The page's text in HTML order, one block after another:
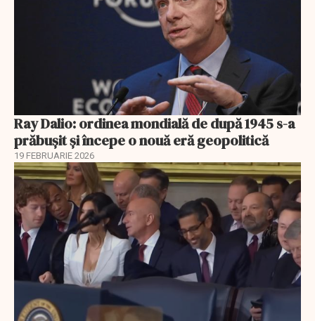
Ray Dalio: ordinea mondială de după 1945 s-a
prăbușit și începe o nouă eră geopolitică
19 FEBRUARIE 2026